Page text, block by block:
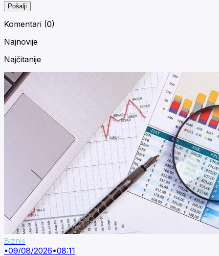
Pošalji
Komentari (0)
Najnovije
Najčitanije
Biznis
•09/08/2026•08:11